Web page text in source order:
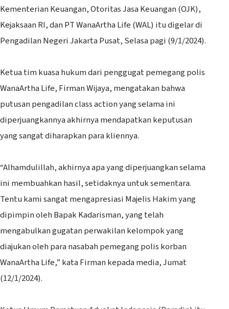
Kementerian Keuangan, Otoritas Jasa Keuangan (OJK),
Kejaksaan RI, dan PT WanaArtha Life (WAL) itu digelar di
Pengadilan Negeri Jakarta Pusat, Selasa pagi (9/1/2024).
Ketua tim kuasa hukum dari penggugat pemegang polis
WanaArtha Life, Firman Wijaya, mengatakan bahwa
putusan pengadilan class action yang selama ini
diperjuangkannya akhirnya mendapatkan keputusan
yang sangat diharapkan para kliennya.
“Alhamdulillah, akhirnya apa yang diperjuangkan selama
ini membuahkan hasil, setidaknya untuk sementara.
Tentu kami sangat mengapresiasi Majelis Hakim yang
dipimpin oleh Bapak Kadarisman, yang telah
mengabulkan gugatan perwakilan kelompok yang
diajukan oleh para nasabah pemegang polis korban
WanaArtha Life,” kata Firman kepada media, Jumat
(12/1/2024).